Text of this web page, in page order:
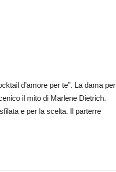
d’amore per te”. La dama per
il mito di Marlene Dietrich.
e per la scelta. Il parterre